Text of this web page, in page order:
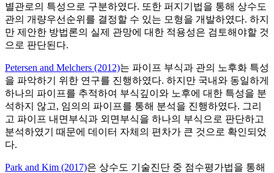
별관로의 특성으로 구분하였다. 또한 퍼지기법을 통해 상수도
관의 개량우선순위를 결정할 수 있는 모형을 개발하였다. 하지
만 제안한 방법론의 실제 관망에 대한 적용성은 검토해야할 것
으로 판단된다.
Petersen and Melchers (2012)는 파이프 부식과 관의 노후화 특성
을 파악하기 위한 연구를 진행하였다. 하지만 국내와 동일하게
하나의 파이프를 추적하여 부식깊이와 노후에 대한 특성을 분
석하지 않고, 임의의 파이프를 통해 분석을 진행하였다. 그리
고 파이프 내면부식과 외면부식을 하나의 부식으로 판단하고
분석하였기 때문에 데이터 자체의 편차가 큰 것으로 확인되었
다.
Park and Kim (2017)은 상수도 기술진단 중 점수평가법을 통해